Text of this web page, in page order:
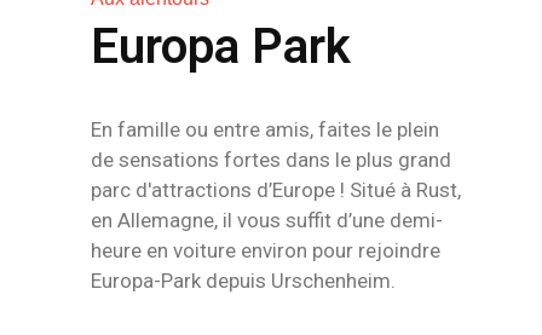
Europa Park
En famille ou entre amis, faites le plein
de sensations fortes dans le plus grand
parc d'attractions d’Europe ! Situé à Rust,
en Allemagne, il vous suffit d’une demi-
heure en voiture environ pour rejoindre
Europa-Park depuis Urschenheim.